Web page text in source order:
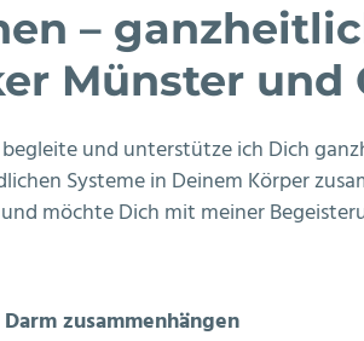
–
Münster und
und unterstütze ich Dich
Systeme in Deinem Körper
möchte Dich mit meiner
zusammenhängen